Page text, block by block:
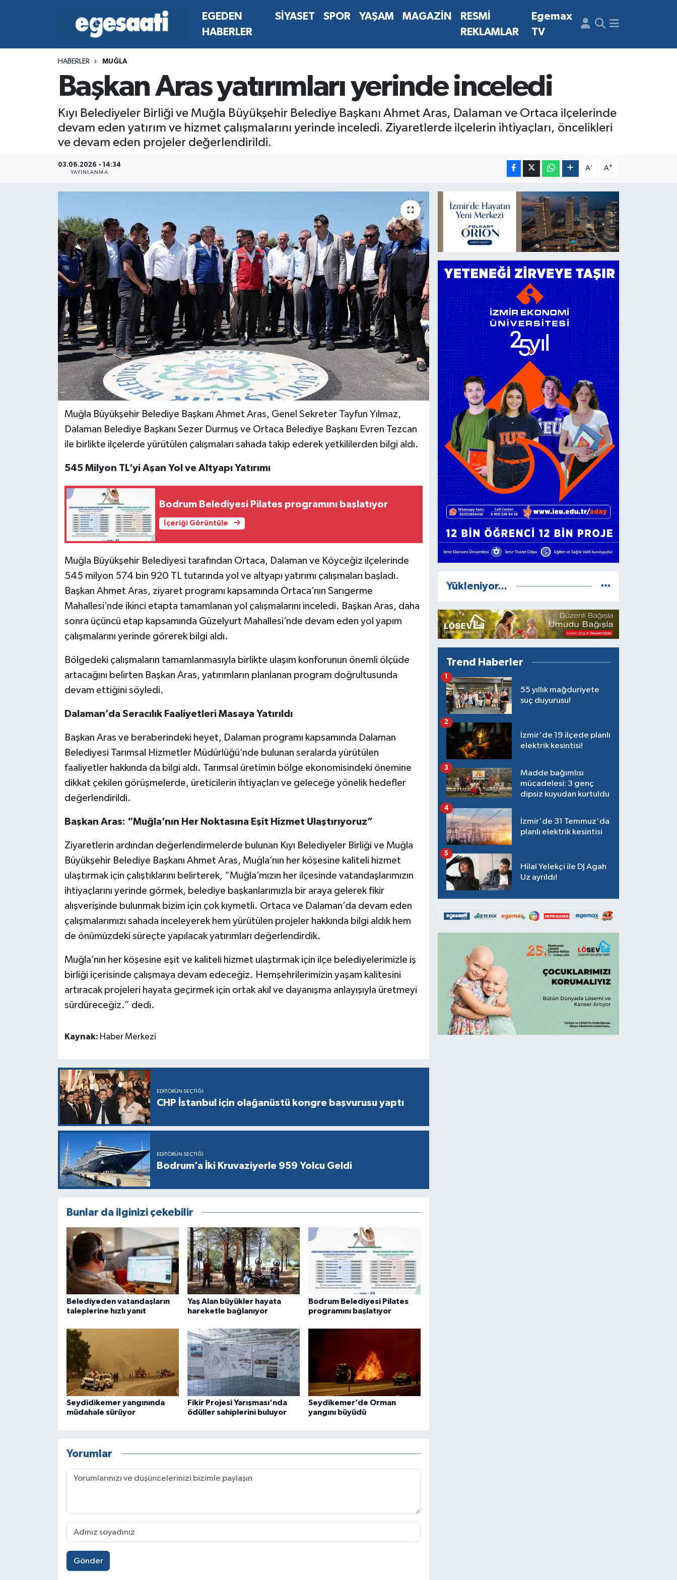
EGEDEN
HABERLER
SİYASET SPOR YAŞAM MAGAZİN
RESMİ
REKLAMLAR
Egemax
TV
HABERLER MUĞLA
Başkan Aras yatırımları yerinde inceledi
Kıyı Belediyeler Birliği ve Muğla Büyükşehir Belediye Başkanı Ahmet Aras, Dalaman ve Ortaca ilçelerinde
devam eden yatırım ve hizmet çalışmalarını yerinde inceledi. Ziyaretlerde ilçelerin ihtiyaçları, öncelikleri
ve devam eden projeler değerlendirildi.
03.06.2026 - 14:34
YAYINLANMA
A- A+
Muğla Büyükşehir Belediye Başkanı Ahmet Aras, Genel Sekreter Tayfun Yılmaz,
Dalaman Belediye Başkanı Sezer Durmuş ve Ortaca Belediye Başkanı Evren Tezcan
ile birlikte ilçelerde yürütülen çalışmaları sahada takip ederek yetkililerden bilgi aldı.
545 Milyon TL’yi Aşan Yol ve Altyapı Yatırımı
Bodrum Belediyesi Pilates programını başlatıyor
İçeriği Görüntüle
Muğla Büyükşehir Belediyesi tarafından Ortaca, Dalaman ve Köyceğiz ilçelerinde
545 milyon 574 bin 920 TL tutarında yol ve altyapı yatırımı çalışmaları başladı.
Başkan Ahmet Aras, ziyaret programı kapsamında Ortaca’nın Sarıgerme
Mahallesi’nde ikinci etapta tamamlanan yol çalışmalarını inceledi. Başkan Aras, daha
sonra üçüncü etap kapsamında Güzelyurt Mahallesi’nde devam eden yol yapım
çalışmalarını yerinde görerek bilgi aldı.
Bölgedeki çalışmaların tamamlanmasıyla birlikte ulaşım konforunun önemli ölçüde
artacağını belirten Başkan Aras, yatırımların planlanan program doğrultusunda
devam ettiğini söyledi.
Dalaman’da Seracılık Faaliyetleri Masaya Yatırıldı
Başkan Aras ve beraberindeki heyet, Dalaman programı kapsamında Dalaman
Belediyesi Tarımsal Hizmetler Müdürlüğü’nde bulunan seralarda yürütülen
faaliyetler hakkında da bilgi aldı. Tarımsal üretimin bölge ekonomisindeki önemine
dikkat çekilen görüşmelerde, üreticilerin ihtiyaçları ve geleceğe yönelik hedefler
değerlendirildi.
Başkan Aras: “Muğla’nın Her Noktasına Eşit Hizmet Ulaştırıyoruz”
Ziyaretlerin ardından değerlendirmelerde bulunan Kıyı Belediyeler Birliği ve Muğla
Büyükşehir Belediye Başkanı Ahmet Aras, Muğla’nın her köşesine kaliteli hizmet
ulaştırmak için çalıştıklarını belirterek, “Muğla’mızın her ilçesinde vatandaşlarımızın
ihtiyaçlarını yerinde görmek, belediye başkanlarımızla bir araya gelerek fikir
alışverişinde bulunmak bizim için çok kıymetli. Ortaca ve Dalaman’da devam eden
çalışmalarımızı sahada inceleyerek hem yürütülen projeler hakkında bilgi aldık hem
de önümüzdeki süreçte yapılacak yatırımları değerlendirdik.
Muğla’nın her köşesine eşit ve kaliteli hizmet ulaştırmak için ilçe belediyelerimizle iş
birliği içerisinde çalışmaya devam edeceğiz. Hemşehrilerimizin yaşam kalitesini
artıracak projeleri hayata geçirmek için ortak akıl ve dayanışma anlayışıyla üretmeyi
sürdüreceğiz.” dedi.
Kaynak: Haber Merkezi
EDITÖRÜN SEÇTIĞI
CHP İstanbul için olağanüstü kongre başvurusu yaptı
EDITÖRÜN SEÇTIĞI
Bodrum’a İki Kruvaziyerle 959 Yolcu Geldi
Bunlar da ilginizi çekebilir
Belediyeden vatandaşların
taleplerine hızlı yanıt
Yaş Alan büyükler hayata
hareketle bağlanıyor
Bodrum Belediyesi Pilates
programını başlatıyor
Seydidikemer yangınında
müdahale sürüyor
Fikir Projesi Yarışması'nda
ödüller sahiplerini buluyor
Seydikemer’de Orman
yangını büyüdü
Yorumlar
Gönder
Yükleniyor...
Trend Haberler
55 yıllık mağduriyete
suç duyurusu!
1
İzmir'de 19 ilçede planlı
elektrik kesintisi!
2
Madde bağımlısı
mücadelesi: 3 genç
dipsiz kuyudan kurtuldu
3
İzmir'de 31 Temmuz'da
planlı elektrik kesintisi
4
Hilal Yelekçi ile DJ Agah
Uz ayrıldı!
5
MAGAZİN
RESMİ REKLAMLAR
EGEDEN HABERLER
SİYASET
MAGAZİN
RESMİ REKLAMLAR
Egemax TV
Trafik Durumu
Süper Lig Puan Durumu ve Fikstür
Tüm Manşetler
Son Dakika Haberleri
Haber Arşivi